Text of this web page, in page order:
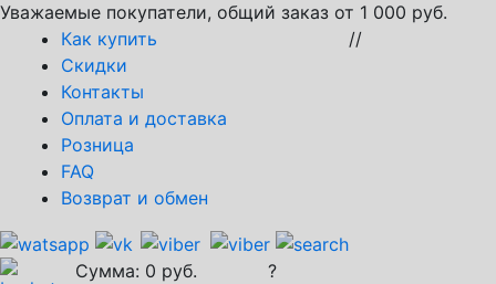
Уважаемые покупатели, общий заказ от 1 000 руб.
Как купить
Скидки
Контакты
Оплата и доставка
Розница
FAQ
Возврат и обмен
//
Сумма: 0 руб.
?